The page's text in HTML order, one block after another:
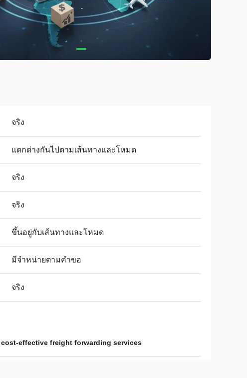
จริง
แตกต่างกันไปตามเส้นทางและโหมด
จริง
จริง
ขึ้นอยู่กับเส้นทางและโหมด
มีจำหน่ายตามคำขอ
จริง
cost-effective freight forwarding services